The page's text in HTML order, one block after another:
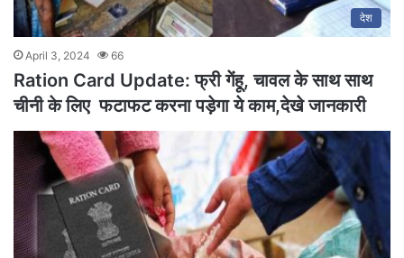
देश
April 3, 2024 66
Ration Card Update: फ्री गेंहू, चावल के साथ साथ
चीनी के लिए फटाफट करना पड़ेगा ये काम,देखे जानकारी